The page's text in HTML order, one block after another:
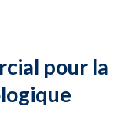
pour la